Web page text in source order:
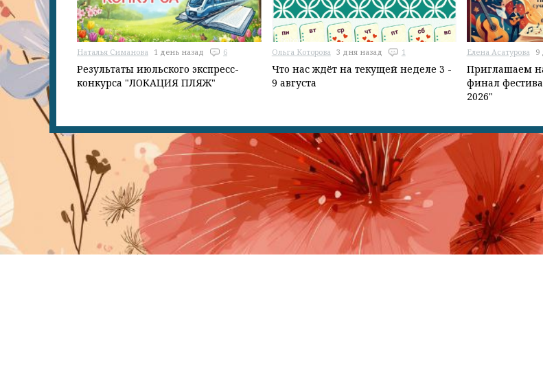
Наталья Симанова 1 день назад 6
Результаты июльского экспресс-
конкурса "ЛОКАЦИЯ ПЛЯЖ"
Ольга Которова 3 дня назад 1
Что нас ждёт на текущей неделе 3 -
9 августа
Елена Асатурова 9
Приглашаем
финал
2026"